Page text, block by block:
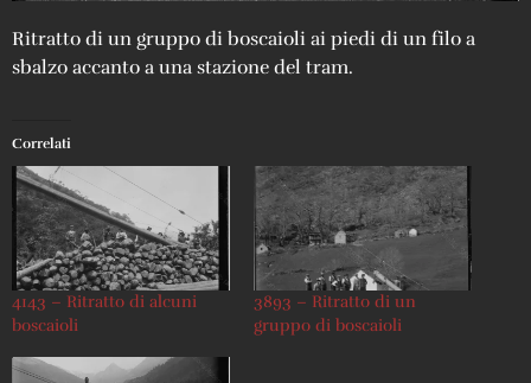
Ritratto di un gruppo di boscaioli ai piedi di un filo a
sbalzo accanto a una stazione del tram.
Correlati
4143 – Ritratto di alcuni
boscaioli
3893 – Ritratto di un
gruppo di boscaioli